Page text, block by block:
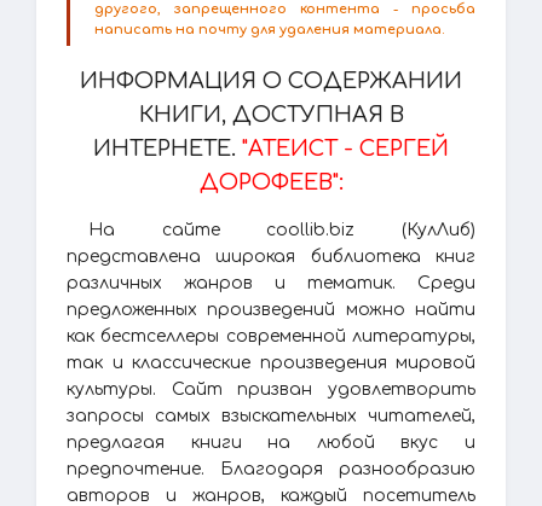
другого, запрещенного контента - просьба
написать на почту для удаления материала.
ИНФОРМАЦИЯ О СОДЕРЖАНИИ
КНИГИ, ДОСТУПНАЯ В
ИНТЕРНЕТЕ. "АТЕИСТ - СЕРГЕЙ
ДОРОФЕЕВ":
На сайте coollib.biz (КулЛиб)
представлена широкая библиотека книг
различных жанров и тематик. Среди
предложенных произведений можно найти
как бестселлеры современной литературы,
так и классические произведения мировой
культуры. Сайт призван удовлетворить
запросы самых взыскательных читателей,
предлагая книги на любой вкус и
предпочтение. Благодаря разнообразию
авторов и жанров, каждый посетитель